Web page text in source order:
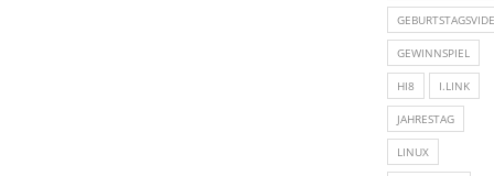
GEWINNSPIEL
HI8 I.LINK
JAHRESTAG
LINUX